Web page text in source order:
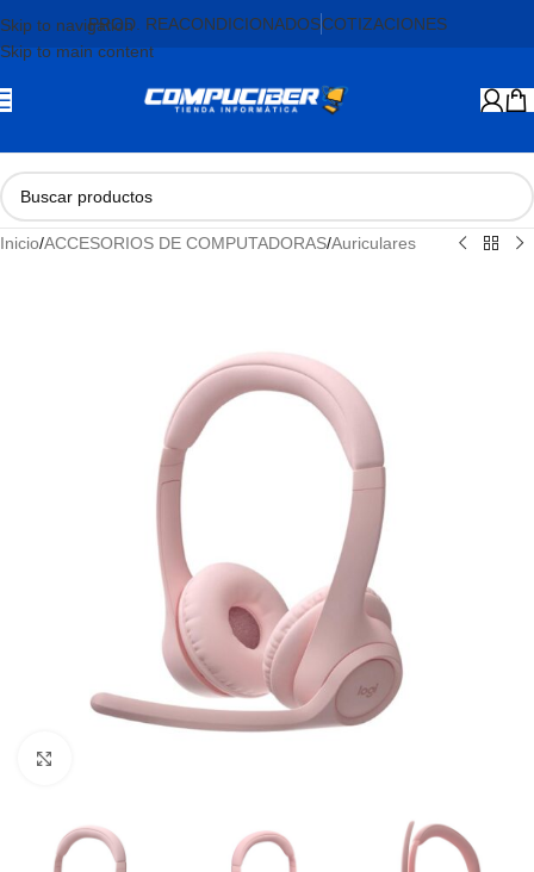
Skip to navigation
Skip to main content
PROD. REACONDICIONADOSCOTIZACIONES
Inicio/ACCESORIOS DE COMPUTADORAS/Auriculares